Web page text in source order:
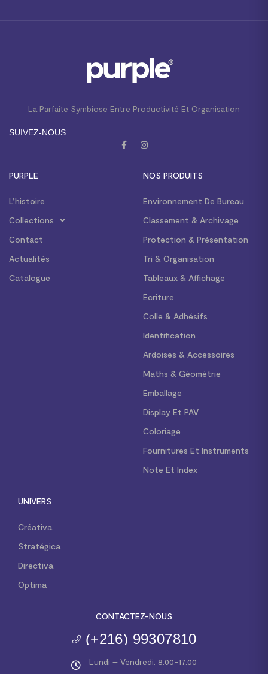
La Parfaite Symbiose Entre Productivité Et Organisation
SUIVEZ-NOUS
PURPLE
L’histoire
Collections
Contact
Actualités
Catalogue
NOS PRODUITS
Environnement De Bureau
Classement & Archivage
Protection & Présentation
Tri & Organisation
Tableaux & Affichage
Ecriture
Colle & Adhésifs
Identification
Ardoises & Accessoires
Maths & Géométrie
Emballage
Display Et PAV
Coloriage
Fournitures Et Instruments
Note Et Index
UNIVERS
Créativa
Stratégica
Directiva
Optima
CONTACTEZ-NOUS
(+216) 99307810
Lundi – Vendredi: 8:00-17:00